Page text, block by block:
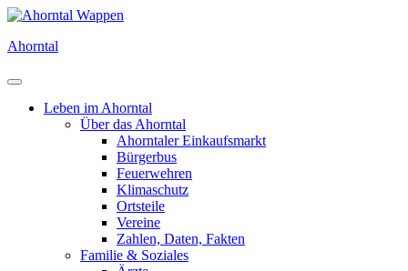
Direkt
Inhalt
Ahorntal
Leben im Ahorntal
Über das Ahorntal
Ahorntaler Einkaufsmarkt
Bürgerbus
Feuerwehren
Klimaschutz
Ortsteile
Vereine
Zahlen, Daten, Fakten
Familie & Soziales